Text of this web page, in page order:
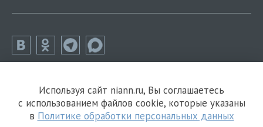
Используя сайт niann.ru, Вы соглашаетесь
с использованием файлов cookie, которые указаны
в Политике обработки персональных данных